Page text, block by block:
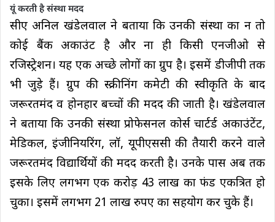
यूं करती है संस्था मदद
सीए अनिल खंडेलवाल ने बताया कि उनकी संस्था का न तो
कोई बैंक अकाउंट है और ना ही किसी एनजीओ से
रजिस्ट्रेशन। यह एक अच्छे लोगों का ग्रुप है। इसमें डीजीपी तक
भी जुड़े हैं। ग्रुप की स्क्रीनिंग कमेटी की स्वीकृति के बाद
जरूरतमंद व होनहार बच्चों की मदद की जाती है। खंडेलवाल
ने बताया कि उनकी संस्था प्रोफेसनल कोर्स चार्टर्ड अकाउंटेंट,
मेडिकल, इंजीनियरिंग, लॉ, यूपीएससी की तैयारी करने वाले
जरूरतमंद विद्यार्थियों की मदद करती है। उनके पास अब तक
इसके लिए लगभग एक करोड़ 43 लाख का फंड एकत्रित हो
चुका। इसमें लगभग 21 लाख रुपए का सहयोग कर चुके हैं।